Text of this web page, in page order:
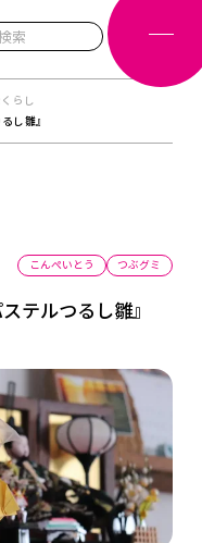
らし
し雛』
こんぺいとう つぶグミ
テルつるし雛』